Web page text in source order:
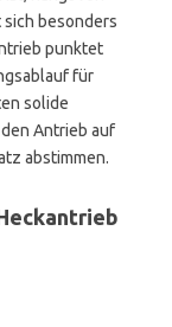
besonders
punktet
für
solide
Antrieb auf
abstimmen.